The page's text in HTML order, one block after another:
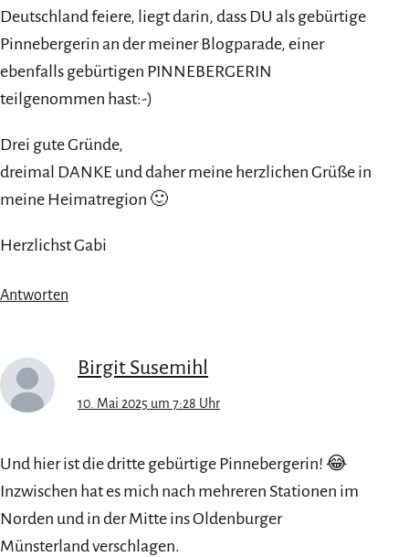
Deutschland feiere, liegt darin, dass DU als gebürtige
Pinnebergerin an der meiner Blogparade, einer
ebenfalls gebürtigen PINNEBERGERIN
teilgenommen hast:-)
Drei gute Gründe,
dreimal DANKE und daher meine herzlichen Grüße in
meine Heimatregion 🙂
Herzlichst Gabi
Antworten
Birgit Susemihl
10. Mai 2025 um 7:28 Uhr
Und hier ist die dritte gebürtige Pinnebergerin! 😂
Inzwischen hat es mich nach mehreren Stationen im
Norden und in der Mitte ins Oldenburger
Münsterland verschlagen.